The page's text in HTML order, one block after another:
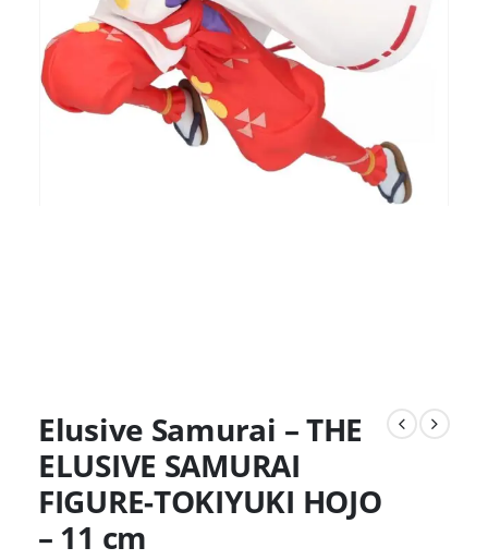
Elusive Samurai – THE
ELUSIVE SAMURAI
FIGURE-TOKIYUKI HOJO
– 11 cm